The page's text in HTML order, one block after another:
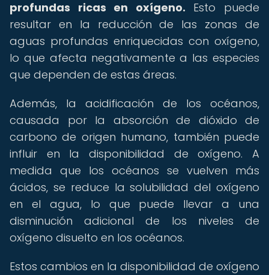
profundas ricas en oxígeno. Esto puede
resultar en la reducción de las zonas de
aguas profundas enriquecidas con oxígeno,
lo que afecta negativamente a las especies
que dependen de estas áreas.
Además, la acidificación de los océanos,
causada por la absorción de dióxido de
carbono de origen humano, también puede
influir en la disponibilidad de oxígeno. A
medida que los océanos se vuelven más
ácidos, se reduce la solubilidad del oxígeno
en el agua, lo que puede llevar a una
disminución adicional de los niveles de
oxígeno disuelto en los océanos.
Estos cambios en la disponibilidad de oxígeno